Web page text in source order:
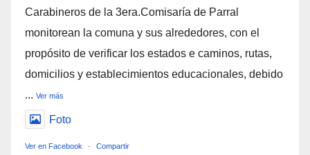
Carabineros de la 3era.Comisaría de Parral
monitorean la comuna y sus alrededores, con el
propósito de verificar los estados e caminos, rutas,
domicilios y establecimientos educacionales, debido
... Ver más
Foto
Ver en Facebook · Compartir